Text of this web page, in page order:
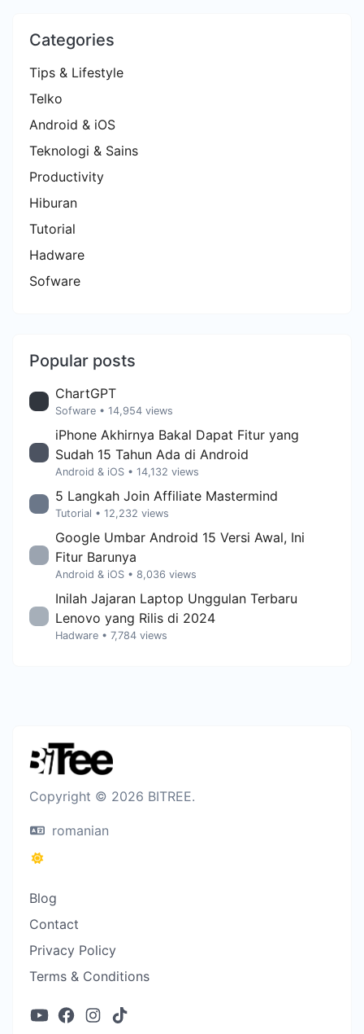
Categories
Tips & Lifestyle
Telko
Android & iOS
Teknologi & Sains
Productivity
Hiburan
Tutorial
Hadware
Sofware
Popular posts
ChartGPT
Sofware • 14,954 views
iPhone Akhirnya Bakal Dapat Fitur yang
Sudah 15 Tahun Ada di Android
Android & iOS • 14,132 views
5 Langkah Join Affiliate Mastermind
Tutorial • 12,232 views
Google Umbar Android 15 Versi Awal, Ini
Fitur Barunya
Android & iOS • 8,036 views
Inilah Jajaran Laptop Unggulan Terbaru
Lenovo yang Rilis di 2024
Hadware • 7,784 views
Copyright © 2026 BITREE.
romanian
Blog
Contact
Privacy Policy
Terms & Conditions